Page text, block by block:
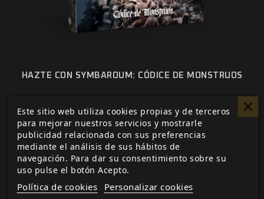
HAZTE CON SYMBAROUM: CÓDICE DE MONSTRUOS
Sigue de cerca todas las novedades y avances
sobreSymbaroumy otros de tus juegos y
suplementos favoritos mediante la sección de
noticias y desarrollo de nuestra web, suscríbete al
boletín de novedades en la parte inferior de la web y
acude a nuestro formulario de contacto para
cualquier duda o sugerencia que tengas.
Este sitio web utiliza cookies propias y de terceros
para mejorar nuestros servicios y mostrarle
publicidad relacionada con sus preferencias
mediante el análisis de sus hábitos de
navegación. Para dar su consentimiento sobre su
uso pulse el botón Acepto.
Política de cookies Personalizar cookies